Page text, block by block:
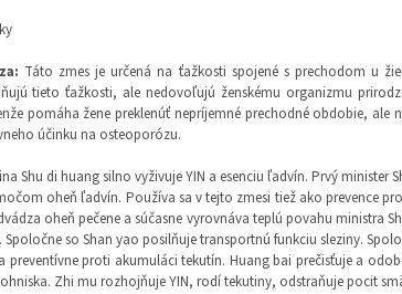
: Táto zmes je určená na ťažkosti spojené s prechodom u
tieto ťažkosti, ale nedovoľujú ženskému organizmu
pomáha žene preklenúť nepríjemné prechodné obdobie, ale
účinku na osteoporózu.
Shu di huang silno vyživuje YIN a esenciu ľadvín. Prvý minister
oheň ľadvín. Používa sa v tejto zmesi tiež ako prevence
oheň pečene a súčasne vyrovnáva teplú povahu ministra
so Shan yao posilňuje transportnú funkciu sleziny.
proti akumuláci tekutín. Huang bai prečisťuje a
Zhi mu rozhojňuje YIN, rodí tekutiny, odstraňuje pocit